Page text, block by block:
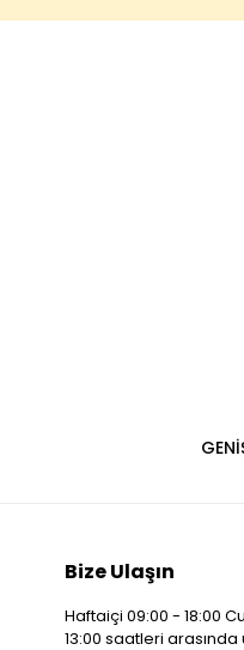
Bize Ulaşın
Haftaiçi 09:00 - 18:00
13:00 saatleri